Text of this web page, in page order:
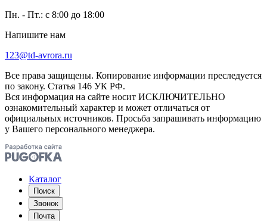
Пн. - Пт.: с 8:00 до 18:00
Напишите нам
123@td-avrora.ru
Все права защищены. Копирование информации преследуется
по закону. Статья 146 УК РФ.
Вся информация на сайте носит ИСКЛЮЧИТЕЛЬНО
ознакомительный характер и может отличаться от
официальных источников. Просьба запрашивать информацию
у Вашего персонального менеджера.
Каталог
Поиск
Звонок
Почта